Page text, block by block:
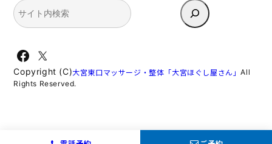
検
索
Facebook
X
Copyright (C)大宮東口マッサージ・整体「大宮ほぐし屋さん」All
Rights Reserved.